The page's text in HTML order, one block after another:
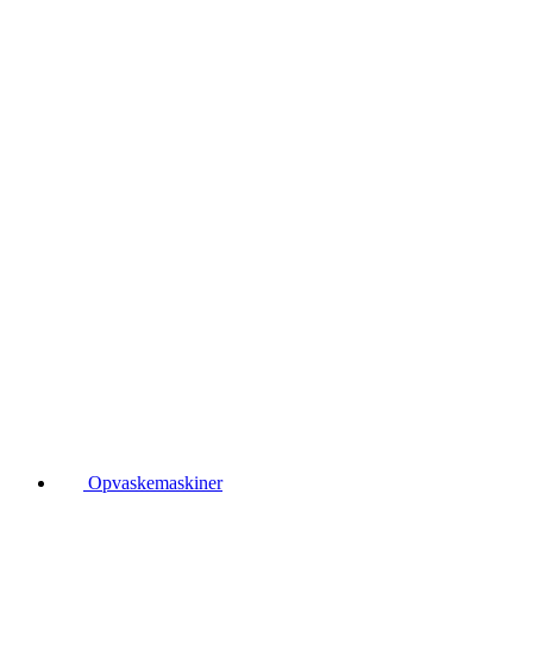
Opvaskemaskiner